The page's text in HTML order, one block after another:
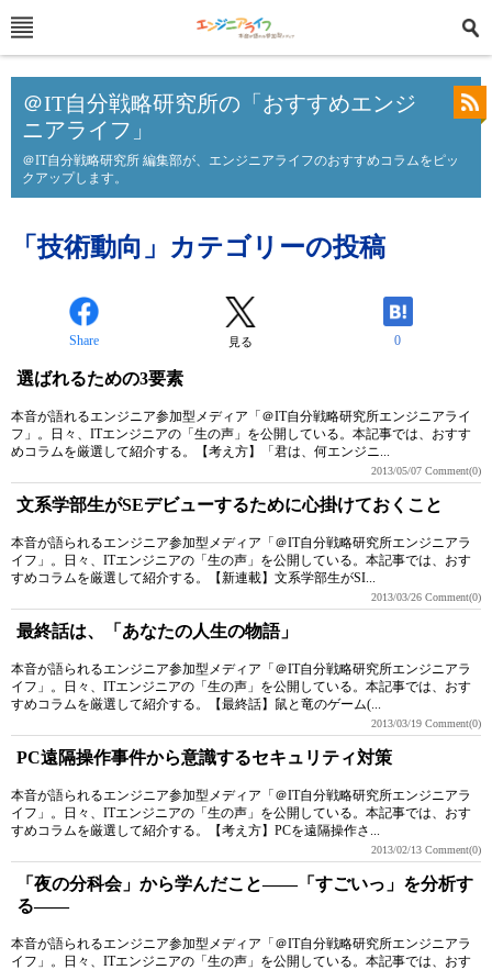
＠IT自分戦略研究所の「おすすめエンジ
ニアライフ」
＠IT自分戦略研究所 編集部が、エンジニアライフのおすすめコラムをピッ
クアップします。
「技術動向」カテゴリーの投稿
Share 見る 0
選ばれるための3要素
本音が語れるエンジニア参加型メディア「＠IT自分戦略研究所エンジニアライ
フ」。日々、ITエンジニアの「生の声」を公開している。本記事では、おすす
めコラムを厳選して紹介する。【考え方】「君は、何エンジニ...
2013/05/07 Comment(0)
文系学部生がSEデビューするために心掛けておくこと
本音が語られるエンジニア参加型メディア「＠IT自分戦略研究所エンジニアラ
イフ」。日々、ITエンジニアの「生の声」を公開している。本記事では、おす
すめコラムを厳選して紹介する。【新連載】文系学部生がSI...
2013/03/26 Comment(0)
最終話は、「あなたの人生の物語」
本音が語られるエンジニア参加型メディア「＠IT自分戦略研究所エンジニアラ
イフ」。日々、ITエンジニアの「生の声」を公開している。本記事では、おす
すめコラムを厳選して紹介する。【最終話】鼠と竜のゲーム(...
2013/03/19 Comment(0)
PC遠隔操作事件から意識するセキュリティ対策
本音が語られるエンジニア参加型メディア「＠IT自分戦略研究所エンジニアラ
イフ」。日々、ITエンジニアの「生の声」を公開している。本記事では、おす
すめコラムを厳選して紹介する。【考え方】PCを遠隔操作さ...
2013/02/13 Comment(0)
「夜の分科会」から学んだこと――「すごいっ」を分析す
る――
本音が語られるエンジニア参加型メディア「＠IT自分戦略研究所エンジニアラ
イフ」。日々、ITエンジニアの「生の声」を公開している。本記事では、おす